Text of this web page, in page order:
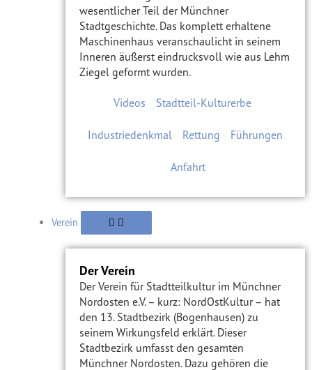
wesentlicher Teil der Münchner
Stadtgeschichte. Das komplett erhaltene
Maschinenhaus veranschaulicht in seinem
Inneren äußerst eindrucksvoll wie aus Lehm
Ziegel geformt wurden.
Videos Stadtteil-Kulturerbe
Industriedenkmal Rettung Führungen
Anfahrt
Verein
Der Verein
Der Verein für Stadtteilkultur im Münchner
Nordosten e.V. – kurz: NordOstKultur – hat
den 13. Stadtbezirk (Bogenhausen) zu
seinem Wirkungsfeld erklärt. Dieser
Stadtbezirk umfasst den gesamten
Münchner Nordosten. Dazu gehören die